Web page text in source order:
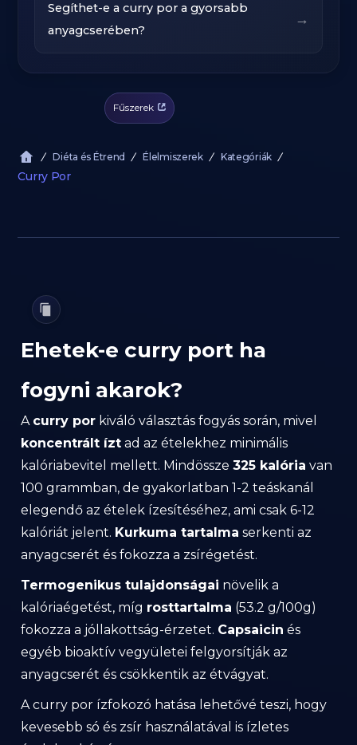
Segíthet-e a curry por a gyorsabb
anyagcserében?
→
Fűszerek
Diéta és Étrend Élelmiszerek Kategóriák
Curry Por
Ehetek-e curry port ha
fogyni akarok?
A curry por kiváló választás fogyás során, mivel
koncentrált ízt ad az ételekhez minimális
kalóriabevitel mellett. Mindössze 325 kalória van
100 grammban, de gyakorlatban 1-2 teáskanál
elegendő az ételek ízesítéséhez, ami csak 6-12
kalóriát jelent. Kurkuma tartalma serkenti az
anyagcserét és fokozza a zsírégetést.
Termogenikus tulajdonságai növelik a
kalóriaégetést, míg rosttartalma (53.2 g/100g)
fokozza a jóllakottság-érzetet. Capsaicin és
egyéb bioaktív vegyületei felgyorsítják az
anyagcserét és csökkentik az étvágyat.
A curry por ízfokozó hatása lehetővé teszi, hogy
kevesebb só és zsír használatával is ízletes